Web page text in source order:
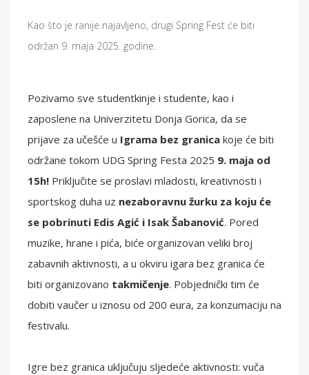
Kao što je ranije najavljeno, drugi Spring Fest će biti
održan 9. maja 2025. godine.
Pozivamo sve studentkinje i studente, kao i
zaposlene na Univerzitetu Donja Gorica, da se
prijave za učešće u Igrama bez granica koje će biti
održane tokom UDG Spring Festa 2025 9. maja od
15h! Priključite se proslavi mladosti, kreativnosti i
sportskog duha uz nezaboravnu žurku za koju će
se pobrinuti Edis Agić i Isak Šabanović. Pored
muzike, hrane i pića, biće organizovan veliki broj
zabavnih aktivnosti, a u okviru igara bez granica će
biti organizovano takmičenje. Pobjednički tim će
dobiti vaučer u iznosu od 200 eura, za konzumaciju na
festivalu.
Igre bez granica uključuju sljedeće aktivnosti: vuča